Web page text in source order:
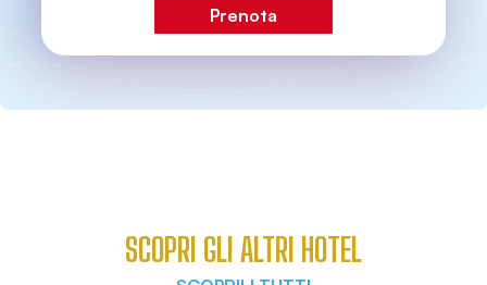
Prenota
SCOPRI GLI ALTRI HOTEL